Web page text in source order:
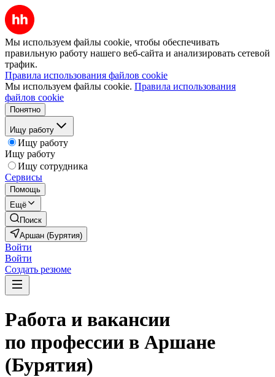
Мы используем файлы cookie, чтобы обеспечивать
правильную работу нашего веб-сайта и анализировать сетевой
трафик.
Правила использования файлов cookie
Мы используем файлы cookie. Правила использования
файлов cookie
Понятно
Ищу работу
Ищу работу
Ищу работу
Ищу сотрудника
Сервисы
Помощь
Ещё
Поиск
Аршан (Бурятия)
Войти
Войти
Создать резюме
Работа и вакансии
по профессии в Аршане
(Бурятия)